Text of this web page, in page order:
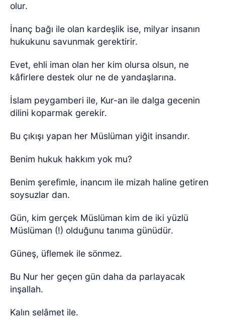
olur.
İnanç bağı ile olan kardeşlik ise, milyar insanın
hukukunu savunmak gerektirir.
Evet, ehli iman olan her kim olursa olsun, ne
kâfirlere destek olur ne de yandaşlarına.
İslam peygamberi ile, Kur-an ile dalga gecenin
dilini koparmak gerekir.
Bu çıkışı yapan her Müslüman yiğit insandır.
Benim hukuk hakkım yok mu?
Benim şerefimle, inancım ile mizah haline getiren
soysuzlar dan.
Gün, kim gerçek Müslüman kim de iki yüzlü
Müslüman (!) olduğunu tanıma günüdür.
Güneş, üflemek ile sönmez.
Bu Nur her geçen gün daha da parlayacak
inşallah.
Kalın selâmet ile.